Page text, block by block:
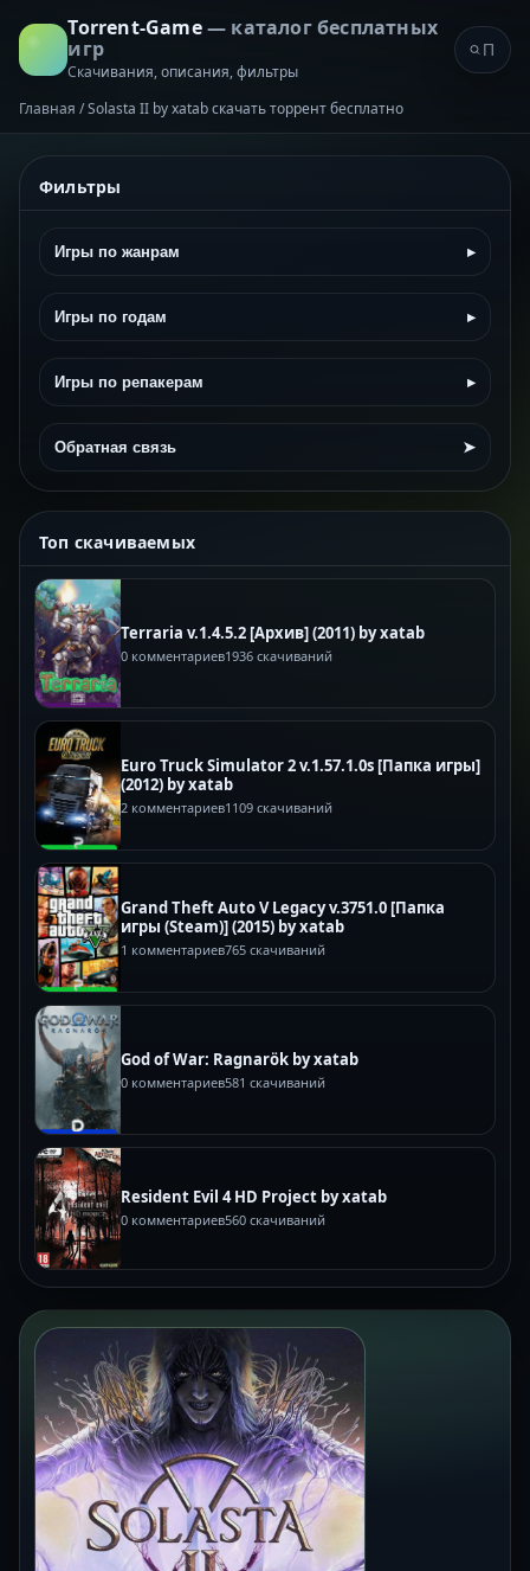
Torrent-Game— каталог бесплатных
игр
Скачивания, описания, фильтры
Главная /Solasta II by xatab скачать торрент бесплатно
Фильтры
Игры по жанрам ▸
Игры по годам ▸
Игры по репакерам ▸
Обратная связь ➤
Топ скачиваемых
Terraria v.1.4.5.2 [Архив] (2011) by xatab
0 комментариев1936 скачиваний
Euro Truck Simulator 2 v.1.57.1.0s [Папка игры]
(2012) by xatab
2 комментариев1109 скачиваний
Grand Theft Auto V Legacy v.3751.0 [Папка
игры (Steam)] (2015) by xatab
1 комментариев765 скачиваний
God of War: Ragnarök by xatab
0 комментариев581 скачиваний
Resident Evil 4 HD Project by xatab
0 комментариев560 скачиваний